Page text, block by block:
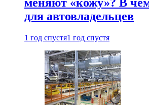
для автовладельцев
1 год спустя1 год спустя